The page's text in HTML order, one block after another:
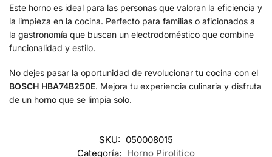
Este horno es ideal para las personas que valoran la eficiencia y
la limpieza en la cocina. Perfecto para familias o aficionados a
la gastronomía que buscan un electrodoméstico que combine
funcionalidad y estilo.
No dejes pasar la oportunidad de revolucionar tu cocina con el
BOSCH HBA74B250E. Mejora tu experiencia culinaria y disfruta
de un horno que se limpia solo.
SKU: 050008015
Categoría: Horno Pirolitico